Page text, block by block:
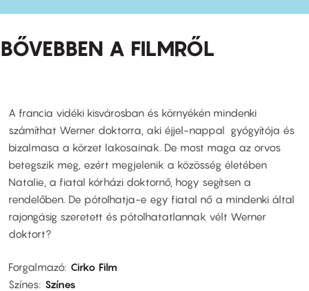
BŐVEBBEN A FILMRŐL
A francia vidéki kisvárosban és környékén mindenki
számíthat Werner doktorra, aki éjjel-nappal gyógyítója és
bizalmasa a körzet lakosainak. De most maga az orvos
betegszik meg, ezért megjelenik a közösség életében
Natalie, a fiatal kórházi doktornő, hogy segítsen a
rendelőben. De pótolhatja-e egy fiatal nő a mindenki által
rajongásig szeretett és pótolhatatlannak vélt Werner
doktort?
Forgalmazó Cirko Film
Színes Színes